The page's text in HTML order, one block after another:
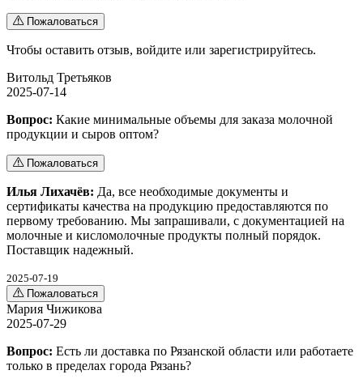
Пожаловаться
Чтобы оставить отзыв, войдите или зарегистрируйтесь.
Витольд Третьяков
2025-07-14
Вопрос: Какие минимальные объемы для заказа молочной
продукции и сыров оптом?
Пожаловаться
Илья Лихачёв: Да, все необходимые документы и
сертификаты качества на продукцию предоставляются по
первому требованию. Мы запрашивали, с документацией на
молочные и кисломолочные продукты полный порядок.
Поставщик надежный.
2025-07-19
Пожаловаться
Мария Чижикова
2025-07-29
Вопрос: Есть ли доставка по Рязанской области или работаете
только в пределах города Рязань?